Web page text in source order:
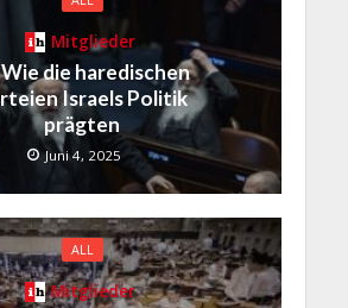
Mitglieder
Wie die haredischen
Israels Politik
prägten
Juni 4, 2025
ALL
Mitglieder